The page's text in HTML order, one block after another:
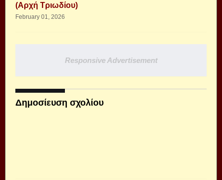
(Αρχή Τριωδίου)
February 01, 2026
Responsive Advertisement
Δημοσίευση σχολίου